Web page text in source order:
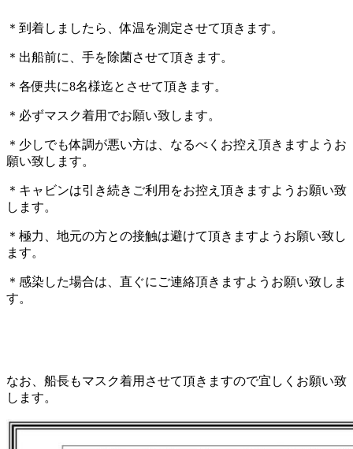
＊到着しましたら、体温を測定させて頂きます。
＊出船前に、手を除菌させて頂きます。
＊各便共に8名様迄とさせて頂きます。
＊必ずマスク着用でお願い致します。
＊少しでも体調が悪い方は、なるべくお控え頂きますようお
願い致します。
＊キャビンは引き続きご利用をお控え頂きますようお願い致
します。
＊極力、地元の方との接触は避けて頂きますようお願い致し
ます。
＊感染した場合は、直ぐにご連絡頂きますようお願い致しま
す。
なお、船長もマスク着用させて頂きますので宜しくお願い致
します。